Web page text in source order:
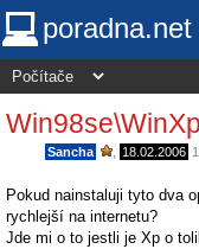
poradna.net
Sancha 18.02.2006
Pokud nainstaluji tyto dva
rychlejší na internetu?
Jde mi o to jestli je Xp o